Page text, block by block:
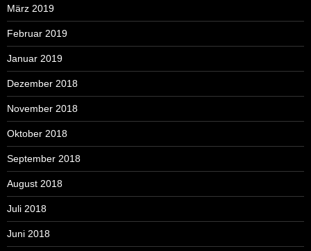
März 2019
Februar 2019
Januar 2019
Dezember 2018
November 2018
Oktober 2018
September 2018
August 2018
Juli 2018
Juni 2018